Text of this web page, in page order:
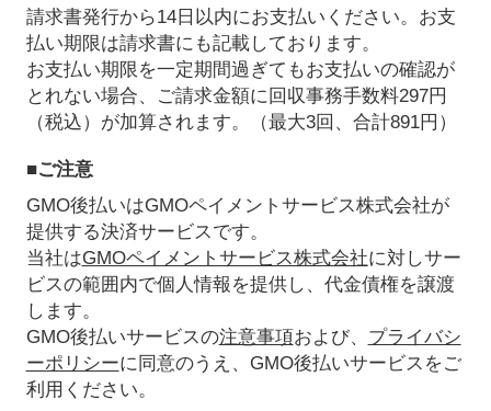
請求書発行から14日以内にお支払いください。お支
払い期限は請求書にも記載しております。
お支払い期限を一定期間過ぎてもお支払いの確認が
とれない場合、ご請求金額に回収事務手数料297円
（税込）が加算されます。（最大3回、合計891円）
■ご注意
GMO後払いはGMOペイメントサービス株式会社が
提供する決済サービスです。
当社はGMOペイメントサービス株式会社に対しサー
ビスの範囲内で個人情報を提供し、代金債権を譲渡
します。
GMO後払いサービスの注意事項および、 プライバシ
ーポリシーに同意のうえ、GMO後払いサービスをご
利用ください。